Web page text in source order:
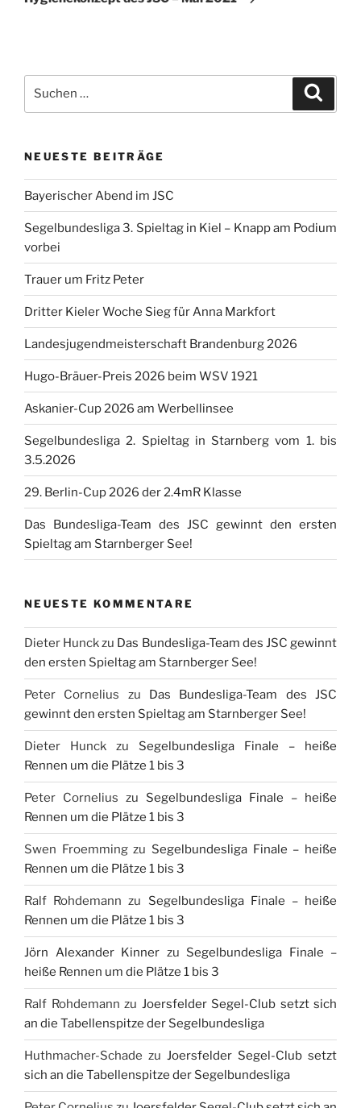
nach:
NEUESTE BEITRÄGE
Bayerischer Abend im JSC
Segelbundesliga 3. Spieltag in Kiel – Knapp am Podium
vorbei
Trauer um Fritz Peter
Dritter Kieler Woche Sieg für Anna Markfort
Landesjugendmeisterschaft Brandenburg 2026
Hugo-Bräuer-Preis 2026 beim WSV 1921
Askanier-Cup 2026 am Werbellinsee
Segelbundesliga 2. Spieltag in Starnberg vom 1. bis
3.5.2026
29. Berlin-Cup 2026 der 2.4mR Klasse
Das Bundesliga-Team des JSC gewinnt den ersten
Spieltag am Starnberger See!
NEUESTE KOMMENTARE
Dieter Hunckzu Das Bundesliga-Team des JSC gewinnt
den ersten Spieltag am Starnberger See!
Peter Cornelius zu
Das Bundesliga-Team des JSC
gewinnt den ersten Spieltag am Starnberger See!
Dieter Hunck zu Segelbundesliga Finale – heiße
Rennen um die Plätze 1 bis 3
Peter Cornelius zu Segelbundesliga Finale – heiße
Rennen um die Plätze 1 bis 3
Swen Froemmingzu Segelbundesliga Finale – heiße
Rennen um die Plätze 1 bis 3
Ralf Rohdemann zu Segelbundesliga Finale – heiße
Rennen um die Plätze 1 bis 3
Jörn Alexander Kinner zu Segelbundesliga Finale –
heiße Rennen um die Plätze 1 bis 3
Ralf Rohdemann zu Joersfelder Segel-Club setzt sich
an die Tabellenspitze der Segelbundesliga
Huthmacher-Schade zu Joersfelder Segel-Club setzt
sich an die Tabellenspitze der Segelbundesliga